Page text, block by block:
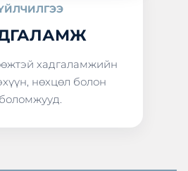
хадгаламжийн
нөхцөл болон
боломжууд.